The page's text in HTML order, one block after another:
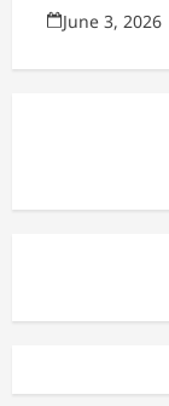
June 3, 2026